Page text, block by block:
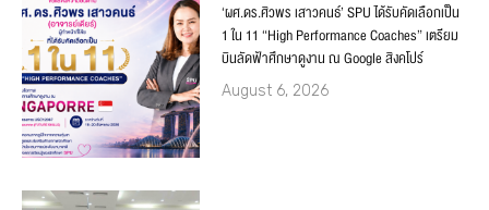
‘ผศ.ดร.ศิวพร เสาวคนธ์’ SPU ได้รับคัดเลือกเป็น
1 ใน 11 “High Performance Coaches” เตรียม
บินลัดฟ้าศึกษาดูงาน ณ Google สิงคโปร์
August 6, 2026